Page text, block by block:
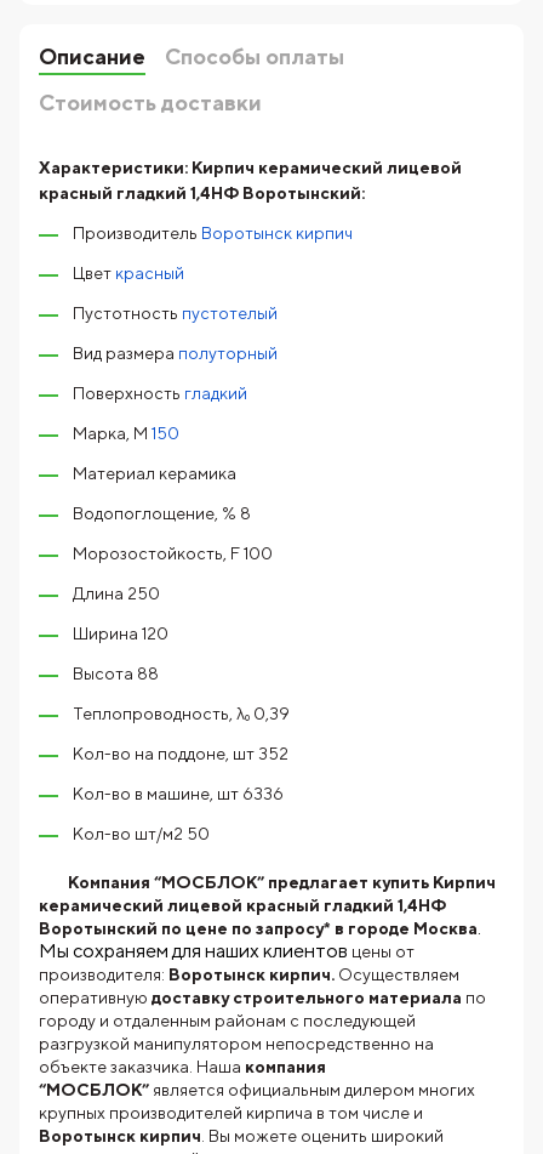
Описание
Способы оплаты
Стоимость доставки
Характеристики: Кирпич керамический лицевой
красный гладкий 1,4НФ Воротынский:
Производитель Воротынск кирпич
Цвет красный
Пустотность пустотелый
Вид размера полуторный
Поверхность гладкий
Марка, М 150
Материал керамика
Водопоглощение, % 8
Морозостойкость, F 100
Длина 250
Ширина 120
Высота 88
Теплопроводность, λ₀ 0,39
Кол-во на поддоне, шт 352
Кол-во в машине, шт 6336
Кол-во шт/м2 50
Компания “МОСБЛОК” предлагает купить Кирпич
керамический лицевой красный гладкий 1,4НФ
Воротынский по цене по запросу* в городе Москва.
Мы сохраняем для наших клиентов цены от
производителя: Воротынск кирпич. Осуществляем
оперативную доставку строительного материала по
городу и отдаленным районам с последующей
разгрузкой манипулятором непосредственно на
объекте заказчика. Наша компания
“МОСБЛОК” является официальным дилером многих
крупных производителей кирпича в том числе и
Воротынск кирпич . Вы можете оценить широкий